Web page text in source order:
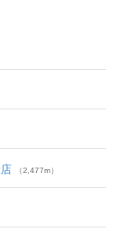
（2,477m）